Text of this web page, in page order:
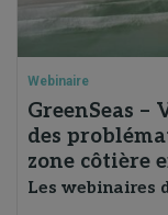
Webinaire
GreenSeas –
des
zone côtière
Les webinaires